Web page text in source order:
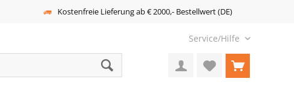
Kostenfreie Lieferung ab € 2000,- Bestellwert (DE)
Service/Hilfe